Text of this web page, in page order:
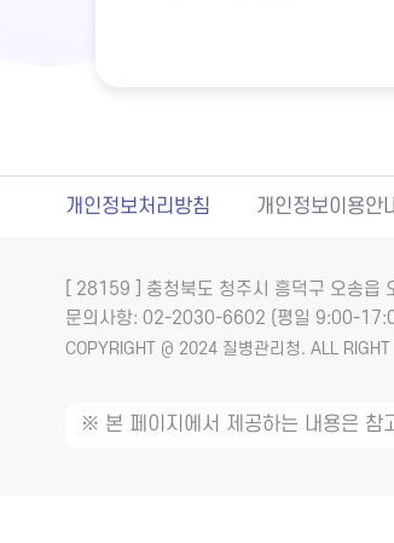
개인정보처리방침 개인정보이용안
[ 28159 ] 충청북도 청주시 흥덕구 오송읍
문의사항: 02-2030-6602 (평일 9:00-
COPYRIGHT @ 2024 질병관리청. ALL RIGHT
※ 본 페이지에서 제공하는 내용은 참